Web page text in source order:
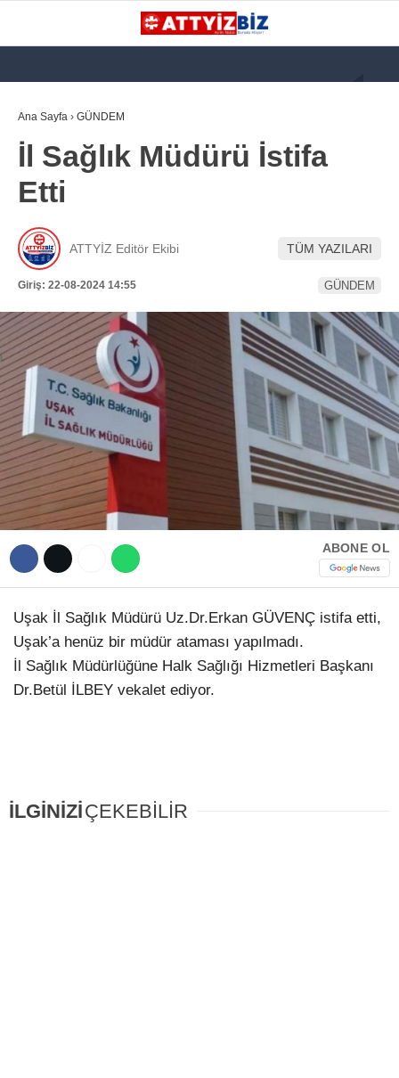
WhatsApp İhbar
Hattı
Facebook
Youtube
KATEGORİLER
GÜNDEM
KPSS
ATT
PARAMEDİK (AABT)
STK
İLANLAR
TERCİH ROBOTU
Ana Sayfa › GÜNDEM
İl Sağlık Müdürü İstifa
Etti
ATTYİZ Editör Ekibi TÜM YAZILARI
Giriş: 22-08-2024 14:55 GÜNDEM
ABONE OL
Uşak İl Sağlık Müdürü Uz.Dr.Erkan GÜVENÇ istifa etti,
Uşak’a henüz bir müdür ataması yapılmadı.
İl Sağlık Müdürlüğüne Halk Sağlığı Hizmetleri Başkanı
Dr.Betül İLBEY vekalet ediyor.
İLGİNİZİÇEKEBİLİR